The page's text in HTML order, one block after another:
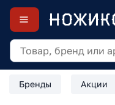
Бренды Акции